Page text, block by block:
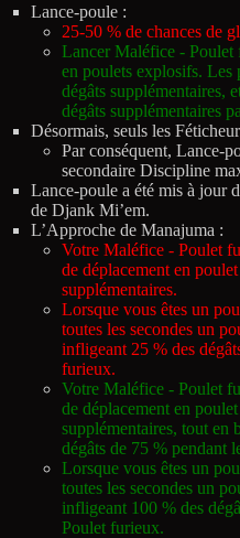
Lance-poule :
25-50 % de chances de
Lancer Maléfice - Poulet
en poulets explosifs.
dégâts supplémentaires,
dégâts supplémentaires
Désormais, seuls les
Par conséquent, Lance-
secondaire Discipline
Lance-poule a été mis à jour
de Djank Mi’em.
L’Approche de Manajuma :
Votre Maléfice - Poulet
de déplacement en
supplémentaires.
Lorsque vous êtes un
toutes les secondes un
infligeant 25 % des
furieux.
Votre Maléfice - Poulet
de déplacement en
supplémentaires, tout en
dégâts de 75 % pendant
Lorsque vous êtes un
toutes les secondes un
infligeant 100 % des
Poulet furieux.